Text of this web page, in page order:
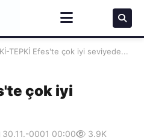
TEPKİ Efes'te çok iyi seviyede...
çok iyi
30.11.-0001 00:00 3.9K